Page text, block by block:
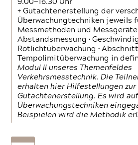
9.00—16.30 Uhr
+ Gutachtenerstellung der
Überwachungtechniken jeweils
Messmethoden und Messgeräte
Abstandsmessung •
Rotlichtüberwachung •
Tempolimitüberwachung in
Modul II unseres Themenfeldes
Verkehrsmesstechnik. Die
erhalten hier Hilfestellungen zur
Gutachtenerstellung. Es wird
Überwachungstechniken
Beispielen wird die Methodik